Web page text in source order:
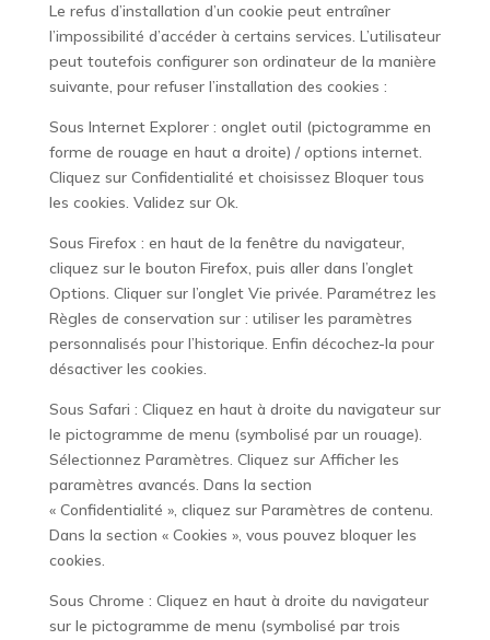
Le refus d’installation d’un cookie peut entraîner
l’impossibilité d’accéder à certains services. L’utilisateur
peut toutefois configurer son ordinateur de la manière
suivante, pour refuser l’installation des cookies :
Sous Internet Explorer : onglet outil (pictogramme en
forme de rouage en haut a droite) / options internet.
Cliquez sur Confidentialité et choisissez Bloquer tous
les cookies. Validez sur Ok.
Sous Firefox : en haut de la fenêtre du navigateur,
cliquez sur le bouton Firefox, puis aller dans l’onglet
Options. Cliquer sur l’onglet Vie privée. Paramétrez les
Règles de conservation sur : utiliser les paramètres
personnalisés pour l’historique. Enfin décochez-la pour
désactiver les cookies.
Sous Safari : Cliquez en haut à droite du navigateur sur
le pictogramme de menu (symbolisé par un rouage).
Sélectionnez Paramètres. Cliquez sur Afficher les
paramètres avancés. Dans la section
« Confidentialité », cliquez sur Paramètres de contenu.
Dans la section « Cookies », vous pouvez bloquer les
cookies.
Sous Chrome : Cliquez en haut à droite du navigateur
sur le pictogramme de menu (symbolisé par trois